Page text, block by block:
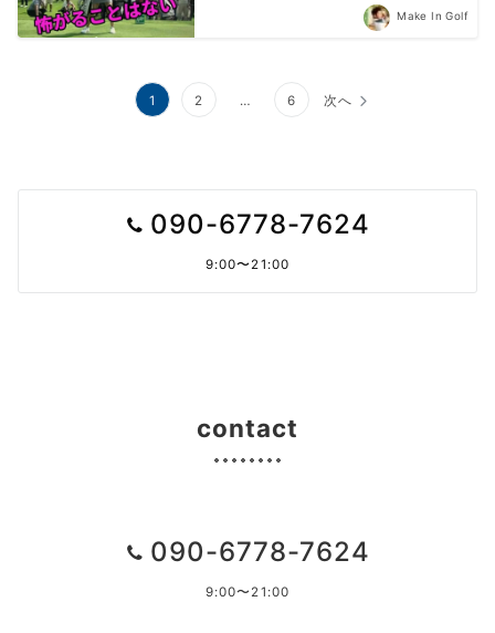
Make In Golf
ジ
1 2 … 6 次へ
090-6778-7624
9:00〜21:00
contact
090-6778-7624
9:00〜21:00